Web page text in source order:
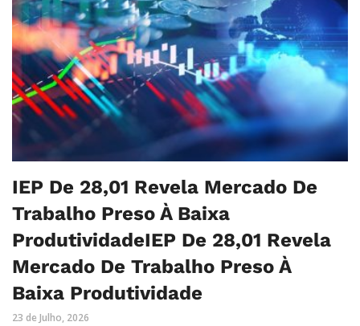
IEP De 28,01 Revela Mercado De
Trabalho Preso À Baixa
ProdutividadeIEP De 28,01 Revela
Mercado De Trabalho Preso À
Baixa Produtividade
23 de Julho, 2026